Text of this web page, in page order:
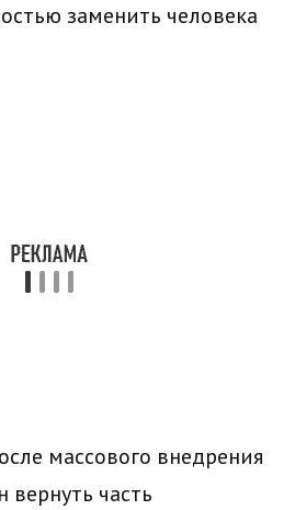
заменить человека
массового внедрения
часть